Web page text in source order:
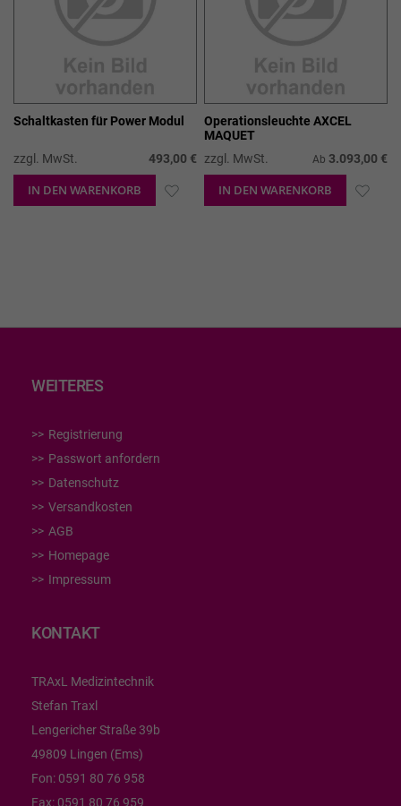
Schaltkasten für Power Modul
zzgl. MwSt. 493,00 €
IN DEN WARENKORB ZUR
Operationsleuchte AXCEL
MAQUET
zzgl. MwSt.
Ab 3.093,00 €
IN DEN WARENKORB ZUR
WEITERES
Registrierung
Passwort anfordern
Datenschutz
Versandkosten
AGB
Homepage
Impressum
KONTAKT
TRAxL Medizintechnik
Stefan Traxl
Lengericher Straße 39b
49809 Lingen (Ems)
Fon: 0591 80 76 958
Fax: 0591 80 76 959